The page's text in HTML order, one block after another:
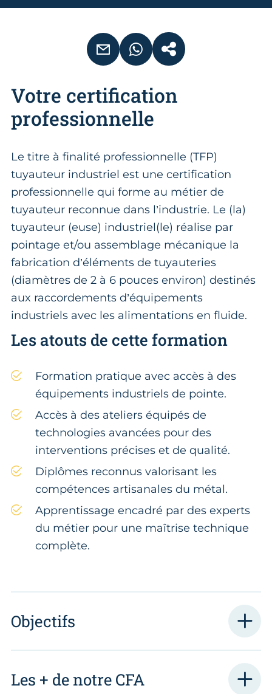
EMAIL WHATSAPPCOPIER LE LIEN
Votre certification
professionnelle
Le titre à finalité professionnelle (TFP)
tuyauteur industriel est une certification
professionnelle qui forme au métier de
tuyauteur reconnue dans l’industrie. Le (la)
tuyauteur (euse) industriel(le) réalise par
pointage et/ou assemblage mécanique la
fabrication d’éléments de tuyauteries
(diamètres de 2 à 6 pouces environ) destinés
aux raccordements d’équipements
industriels avec les alimentations en fluide.
Les atouts de cette formation
Formation pratique avec accès à des
équipements industriels de pointe.
Accès à des ateliers équipés de
technologies avancées pour des
interventions précises et de qualité.
Diplômes reconnus valorisant les
compétences artisanales du métal.
Apprentissage encadré par des experts
du métier pour une maîtrise technique
complète.
Objectifs
Les + de notre CFA